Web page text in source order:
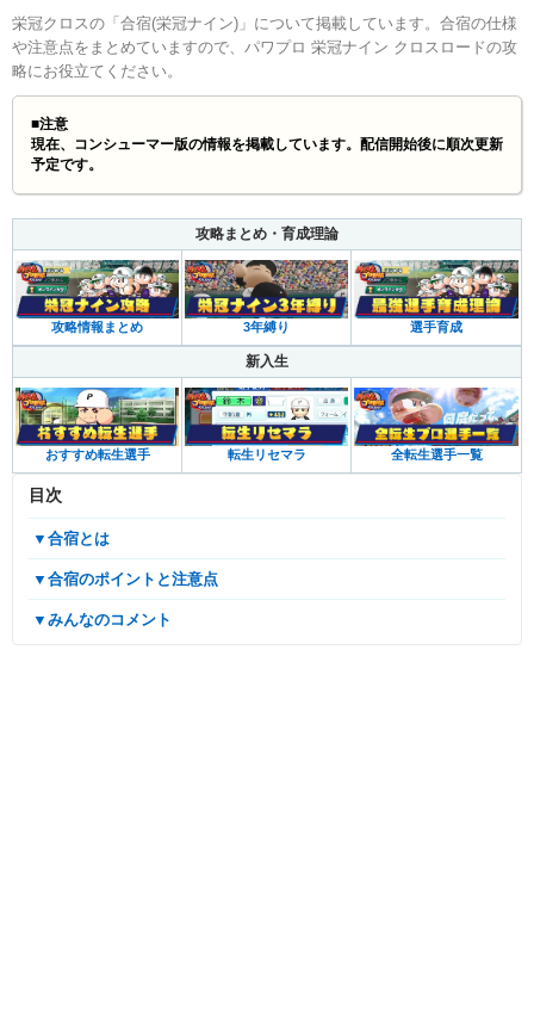
栄冠クロスの「合宿(栄冠ナイン)」について掲載しています。合宿の仕様
や注意点をまとめていますので、パワプロ 栄冠ナイン クロスロードの攻
略にお役立てください。
■注意
現在、コンシューマー版の情報を掲載しています。配信開始後に順次更新
予定です。
攻略まとめ・育成理論
攻略情報まとめ 3年縛り 選手育成
新入生
おすすめ転生選手 転生リセマラ 全転生選手一覧
目次
▼合宿とは
▼合宿のポイントと注意点
▼みんなのコメント